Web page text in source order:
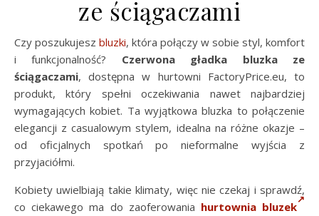
ze ściągaczami
Czy poszukujesz bluzki, która połączy w sobie styl, komfort
i funkcjonalność? Czerwona gładka bluzka ze
ściągaczami, dostępna w hurtowni FactoryPrice.eu, to
produkt, który spełni oczekiwania nawet najbardziej
wymagających kobiet. Ta wyjątkowa bluzka to połączenie
elegancji z casualowym stylem, idealna na różne okazje –
od oficjalnych spotkań po nieformalne wyjścia z
przyjaciółmi.
Kobiety uwielbiają takie klimaty, więc nie czekaj i sprawdź,
co ciekawego ma do zaoferowania hurtownia bluzek